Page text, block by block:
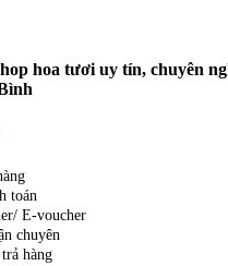
hoa tươi uy tín, chuyên
toán
E-voucher
chuyên
hàng